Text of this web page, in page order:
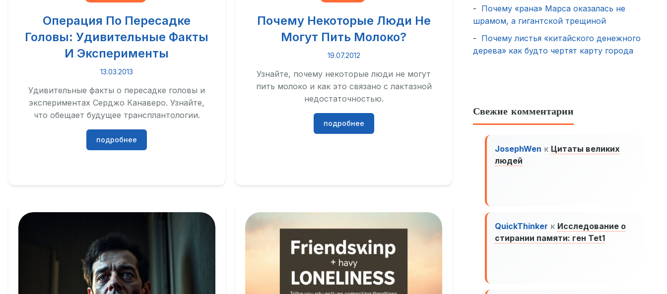
Операция По Пересадке
Головы: Удивительные Факты
И Эксперименты
13.03.2013
Удивительные факты о пересадке головы и
экспериментах Серджо Канаверо. Узнайте,
что обещает будущее трансплантологии.
подробнее
Почему Некоторые Люди Не
Могут Пить Молоко?
19.07.2012
Узнайте, почему некоторые люди не могут
пить молоко и как это связано с лактазной
недостаточностью.
подробнее
Почему «рана» Марса оказалась не
шрамом, а гигантской трещиной
Почему листья «китайского денежного
дерева» как будто чертят карту города
Свежие комментарии
JosephWen к Цитаты великих
людей
QuickThinker к Исследование о
стирании памяти: ген Tet1